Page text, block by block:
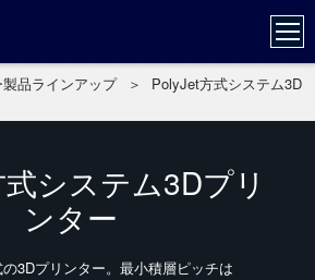
品ラインアップ ＞
PolyJet方式システム3D
システム3Dプリ
ンター
3Dプリンター。最小積層ピッチは